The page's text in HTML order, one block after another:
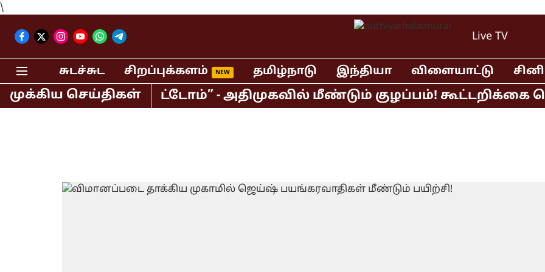
\
Live TV
சுடச்சுட சிறப்புக்களம் தமிழ்நாடு இந்தியா விளையாட்டு
முக்கிய செய்திகள்
தவறவிட்டோம்” - அதிமுகவில் மீண்டும் குழப்பம்! கூட்டறிக்கை